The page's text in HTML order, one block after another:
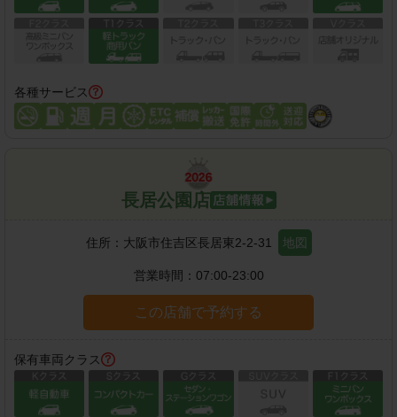
各種サービス
長居公園店
住所： 大阪市住吉区長居東2-2-31 地図
営業時間： 07:00-23:00
この店舗で予約する
保有車両クラス